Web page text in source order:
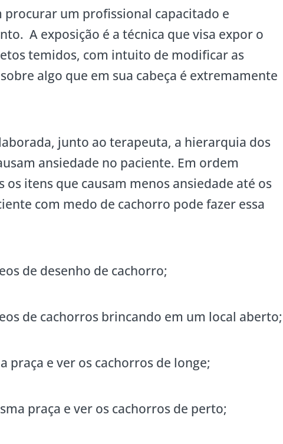
procurar um profissional capacitado e
A exposição é a técnica que visa expor o
temidos, com intuito de modificar as
algo que em sua cabeça é extremamente
junto ao terapeuta, a hierarquia dos
ansiedade no paciente. Em ordem
os itens que causam menos ansiedade até os
com medo de cachorro pode fazer essa
de desenho de cachorro;
de cachorros brincando em um local aberto;
praça e ver os cachorros de longe;
praça e ver os cachorros de perto;